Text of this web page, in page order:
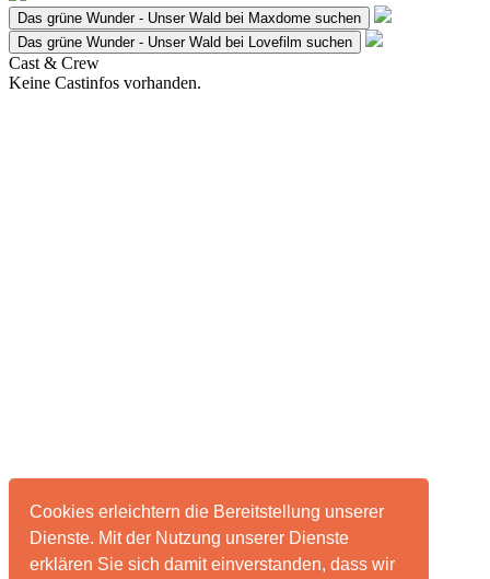
Cookies erleichtern die Bereitstellung unserer
Dienste. Mit der Nutzung unserer Dienste
erklären Sie sich damit einverstanden, dass wir
Das grüne Wunder - Unser Wald bei Maxdome suchen
Das grüne Wunder - Unser Wald bei Lovefilm suchen
Cast & Crew
Keine Castinfos vorhanden.